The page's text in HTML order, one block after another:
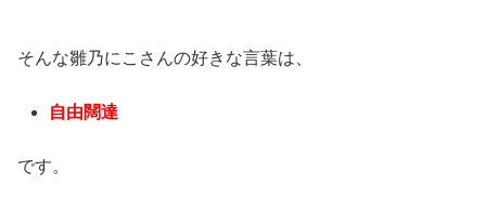
そんな雛乃にこさんの好きな言葉は、
自由闊達
です。